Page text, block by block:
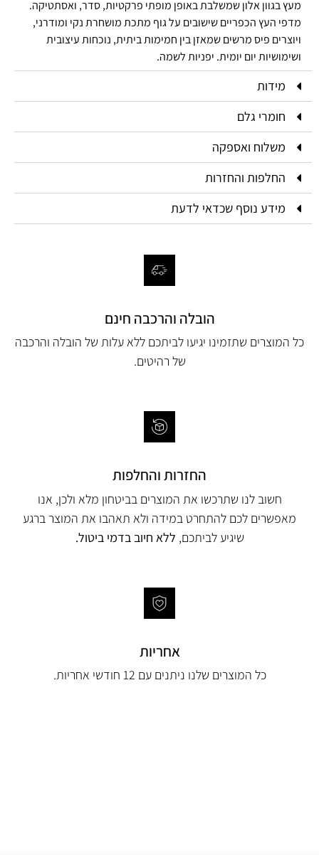
מעץ בגוון אלון שמשלבת באופן מופתי פרקטיות, סדר, ואסתטיקה.
מדפי העץ הכפריים שישובים על גוף מתכת מושחרת נקי ומודרני,
ויוצרים פיס מרשים שמאזן בין חמימות ביתית, נוכחות עיצובית
ושימושיות יום יומית. יפניות לשמה.
מידות
חומרי גלם
משלוח ואספקה
החלפות והחזרות
מידע נוסף שכדאי לדעת
הובלה והרכבה חינם
כל המוצרים שתזמינו יגיעו לביתכם ללא עלות של הובלה והרכבה
של רהיטים.
החזרות והחלפות
חשוב לנו שתרכשו את המוצרים בביטחון מלא ולכן, אנו
מאפשרים לכם להתחרט במידה ולא תאהבו את המוצר ברגע
שיגיע לביתכם, ללא חיוב בדמי ביטול.
אחריות
כל המוצרים שלנו ניתנים עם 12 חודשי אחריות.